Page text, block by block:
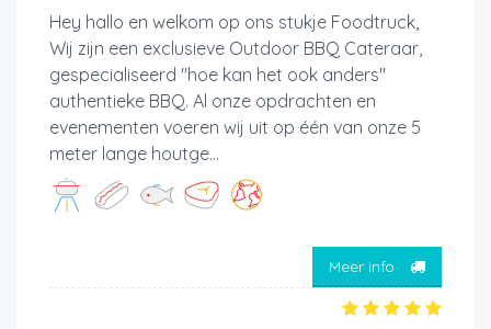
Hey hallo en welkom op ons stukje Foodtruck,
Wij zijn een exclusieve Outdoor BBQ Cateraar,
gespecialiseerd "hoe kan het ook anders"
authentieke BBQ. Al onze opdrachten en
evenementen voeren wij uit op één van onze 5
meter lange houtge...
Meer info